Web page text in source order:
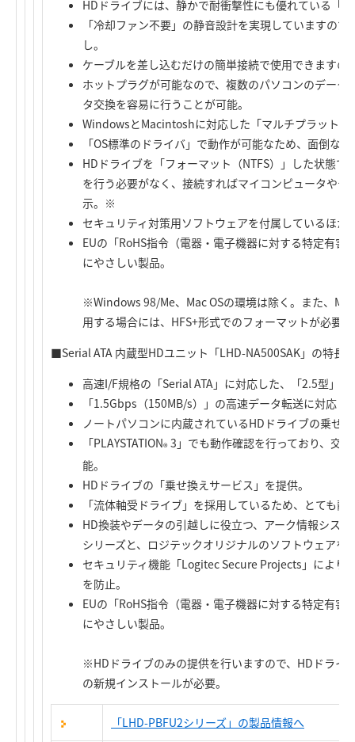
HDドライブには、静かで耐衝撃性にも優れている「
「冷却ファン不要」の静音設計を実現していますの
し。
ケーブルを差し込むだけの簡単接続で使用できますの
ホットプラグが可能なので、複数のパソコンのデー
タ交換を容易に行うことが可能。
WindowsとMacintoshに対応した「マルチプラットフ
「OS標準のドライバ」で動作が可能なため、面倒な
HDドライブを「フォーマット（NTFS）」した状態
を行う必要がなく、接続すればマイコンピュータや
示。※
セキュリティ対策用ソフトウェアを付属しているほか
EUの「RoHS指令（電器・電子機器に対する特定有害
にやさしい製品。
※Windows 98/Me、Mac OSの環境は除く。また、
用する場合には、HFS+形式でのフォーマットが必要。
■Serial ATA 内蔵型HDユニット「LHD-NA500SAK」の特長
高速I/F規格の「Serial ATA」に対応した、「2.5型」
「1.5Gbps（150MB/s）」の高速データ転送に対応し
ノートパソコンに内蔵されているHDドライブの乗せ
「PLAYSTATION®3」でも動作確認を行っており、交
能。
HDドライブの「乗せ換えサービス」を提供。
「流体軸受ドライブ」を採用しているため、とても
HD換装やデータの引越しに役立つ、アーク情報シス
シリーズと、ロジテックオリジナルのソフトウェアを
セキュリティ機能「Logitec Secure Projects」により
を防止。
EUの「RoHS指令（電器・電子機器に対する特定有害
にやさしい製品。
※HDドライブのみの提供を行いますので、HDドライ
の新規インストールが必要。
「LHD-PBFU2シリーズ」の製品情報へ